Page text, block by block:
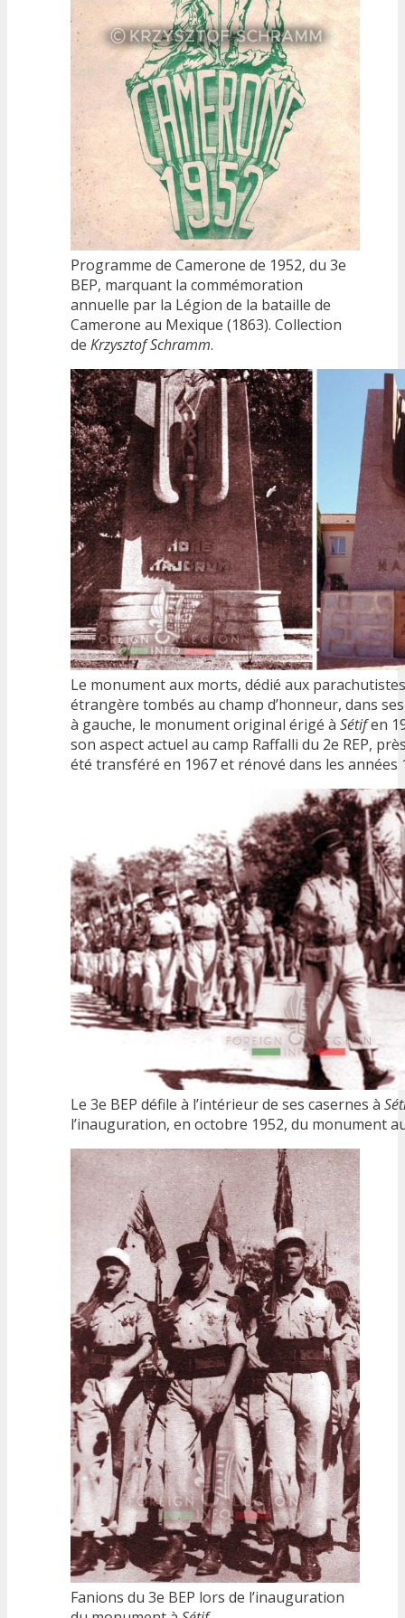
Programme de Camerone de 1952, du 3e
BEP, marquant la commémoration
annuelle par la Légion de la bataille de
Camerone au Mexique (1863). Collection
de Krzysztof Schramm.
Le monument aux morts, dédié aux
étrangère tombés au champ d’honneur, dans
à gauche, le monument original érigé à Sétifen
son aspect actuel au camp Raffalli du 2e REP,
été transféré en 1967 et rénové dans les années
Le 3e BEP défile à l’intérieur de ses casernes à
l’inauguration, en octobre 1952, du monument
Fanions du 3e BEP lors de l’inauguration